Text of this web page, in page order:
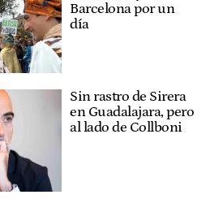
Barcelona por un
día
Sin rastro de Sirera
en Guadalajara, pero
al lado de Collboni